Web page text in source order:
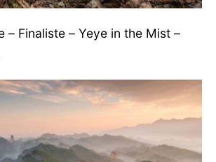
– Finaliste – Yeye in the Mist –